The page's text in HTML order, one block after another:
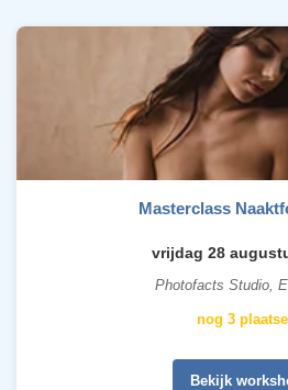
Masterclass
vrijdag 28
Photofacts Studio,
nog 3
Bekijk